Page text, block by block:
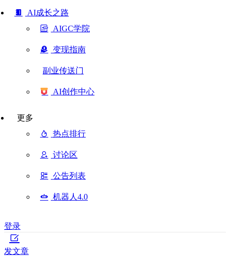
AI成长之路
AIGC学院
变现指南
副业传送门
AI创作中心
更多
热点排行
讨论区
公告列表
机器人4.0
登录
发文章